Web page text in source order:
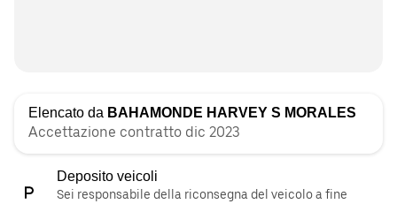
Elencato da BAHAMONDE HARVEY S MORALES
Accettazione contratto dic 2023
Deposito veicoli
Sei responsabile della riconsegna del veicolo a fine